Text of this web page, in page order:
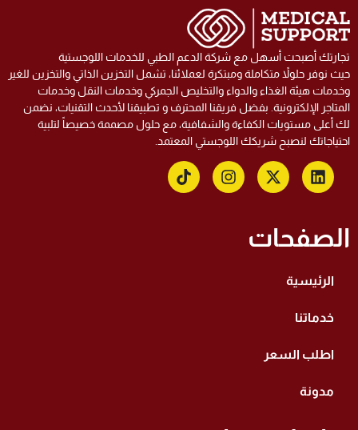
أصبحت أسهل مع شركة الدعم الطبي للخدمات اللوجستية
نوفر حلولاً متكاملة ومبتكرة لعملائنا، تشمل التخزين الذاتي والتخزين للغير
هيئة الغذاء والدواء والتخليص الجمركي وخدمات النقل وخدمات
الإلكترونية. بفضل فريقنا المحترف و تطبيقنا لأحدث التقنيات، نضمن
أعلى مستويات الكفاءة والشفافية، مع حلول مصممة خصيصاً لتلبية
لنصبح شريكك اللوجستي المعتمد.
الرئيسية
خدماتنا
اطلب السعر
مدونة